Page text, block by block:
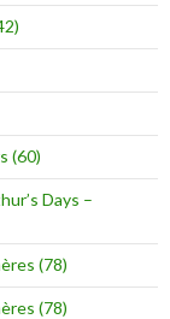
(60)
Days –
(78)
(78)